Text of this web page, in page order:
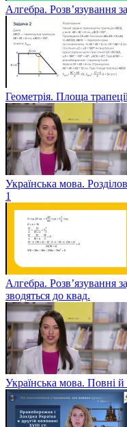
Алгебра. Розв’язування
Геометрія. Площа
Українська мова.
1
Алгебра. Розв’язування
зводяться до квад.
Українська мова. Повні